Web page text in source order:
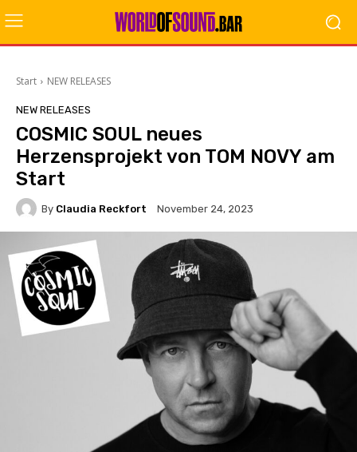
Start NEW RELEASES
NEW RELEASES
COSMIC SOUL neues
Herzensprojekt von TOM NOVY am
Start
By Claudia Reckfort November 24, 2023